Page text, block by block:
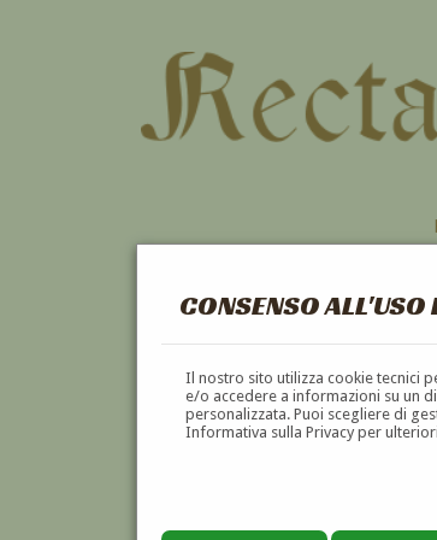
CONSENSO
Il nostro sito utilizza cookie tecnici
e/o accedere a informazioni su un
personalizzata. Puoi scegliere di
Informativa sulla Privacy per
BAMBINA
A B C